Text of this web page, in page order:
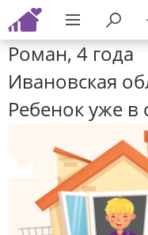
Роман, 4 года
Ивановская
Ребенок уже в